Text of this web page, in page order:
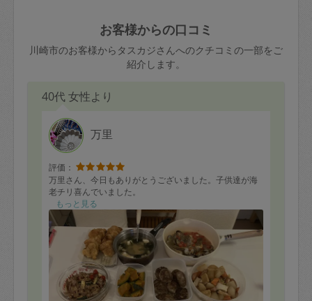
お客様からの口コミ
川崎市のお客様からタスカジさんへのクチコミの一部をご
紹介します。
40代 女性より
万里
評価：
万里さん、今日もありがとうございました。子供達が海
老チリ喜んでいました。
もっと見る